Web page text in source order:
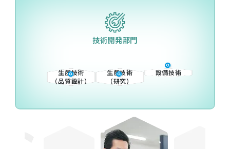
技術開発部門
生産技術
（品質設計）
生産技術
（研究）
設備技術
［SK-B］営業 営業部門
生産技術（品質設計）